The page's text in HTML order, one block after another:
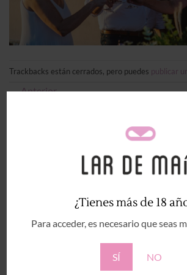
¿Tienes más de 18
Para acceder, es necesario que seas
SÍ NO
Trackbacks están cerrados, pero puedes publicar
←Anterior
Deja una respuesta
Tu dirección de correo electrónico no